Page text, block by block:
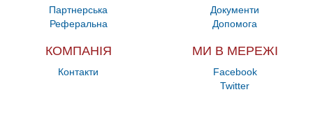
Партнерська
Реферальна
Документи
Допомога
КОМПАНІЯ
Контакти
МИ В МЕРЕЖІ
Facebook
Twitter